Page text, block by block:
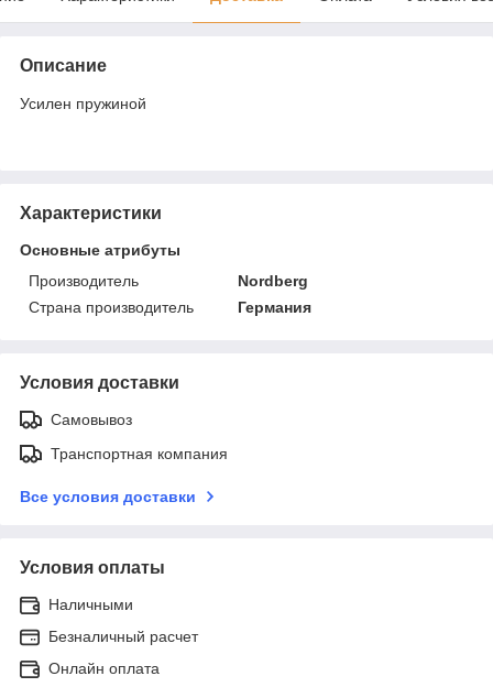
Описание
Усилен пружиной
Характеристики
Основные атрибуты
Производитель
Nordberg
Страна производитель
Германия
Условия доставки
Самовывоз
Транспортная компания
Все условия доставки
Условия оплаты
Наличными
Безналичный расчет
Онлайн оплата